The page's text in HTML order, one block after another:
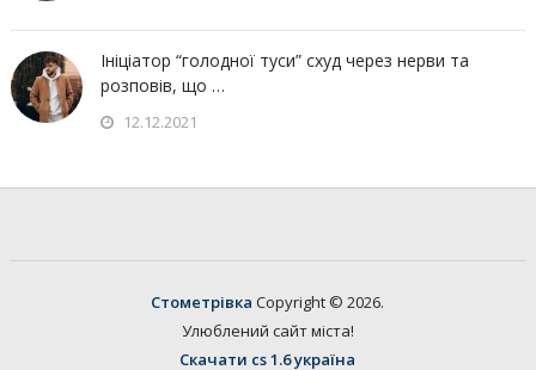
Ініціатор “голодної туси” схуд через нерви та
розповів, що …
12.12.2021
Стометрівка Copyright © 2026.
Улюблений сайт міста!
Скачати cs 1.6 україна